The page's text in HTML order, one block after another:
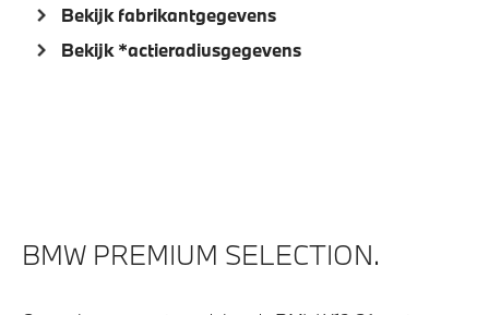
Laadkabel (Mode 3, 22kW)
Bekijk fabrikantgegevens
Bekijk *actieradiusgegevens
BMW PREMIUM SELECTION.